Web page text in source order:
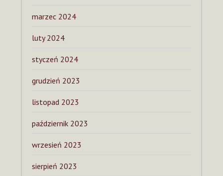
marzec 2024
luty 2024
styczeń 2024
grudzień 2023
listopad 2023
październik 2023
wrzesień 2023
sierpień 2023